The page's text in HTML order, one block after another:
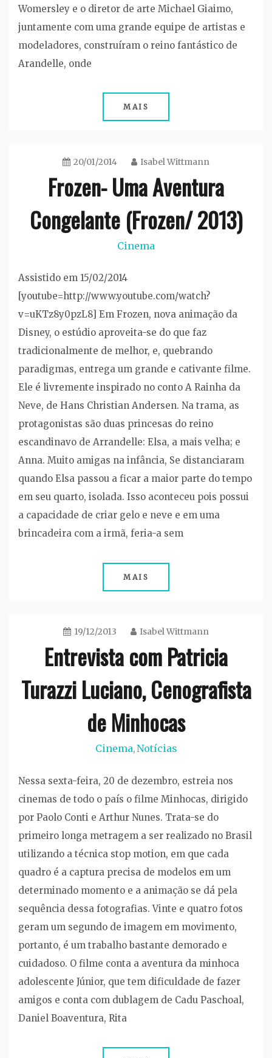
Womersley e o diretor de arte Michael Giaimo,
juntamente com uma grande equipe de artistas e
modeladores, construíram o reino fantástico de
Arandelle, onde
MAIS
20/01/2014 Isabel Wittmann
Frozen- Uma Aventura
Congelante (Frozen/ 2013)
Cinema
Assistido em 15/02/2014
[youtube=http://www.youtube.com/watch?
v=uKTz8y0pzL8] Em Frozen, nova animação da
Disney, o estúdio aproveita-se do que faz
tradicionalmente de melhor, e, quebrando
paradigmas, entrega um grande e cativante filme.
Ele é livremente inspirado no conto A Rainha da
Neve, de Hans Christian Andersen. Na trama, as
protagonistas são duas princesas do reino
escandinavo de Arrandelle: Elsa, a mais velha; e
Anna. Muito amigas na infância, Se distanciaram
quando Elsa passou a ficar a maior parte do tempo
em seu quarto, isolada. Isso aconteceu pois possui
a capacidade de criar gelo e neve e em uma
brincadeira com a irmã, feria-a sem
MAIS
19/12/2013 Isabel Wittmann
Entrevista com Patricia
Turazzi Luciano, Cenografista
de Minhocas
Cinema,Notícias
Nessa sexta-feira, 20 de dezembro, estreia nos
cinemas de todo o país o filme Minhocas, dirigido
por Paolo Conti e Arthur Nunes. Trata-se do
primeiro longa metragem a ser realizado no Brasil
utilizando a técnica stop motion, em que cada
quadro é a captura precisa de modelos em um
determinado momento e a animação se dá pela
sequência dessa fotografias. Vinte e quatro fotos
geram um segundo de imagem em movimento,
portanto, é um trabalho bastante demorado e
cuidadoso. O filme conta a aventura da minhoca
adolescente Júnior, que tem dificuldade de fazer
amigos e conta com dublagem de Cadu Paschoal,
Daniel Boaventura, Rita